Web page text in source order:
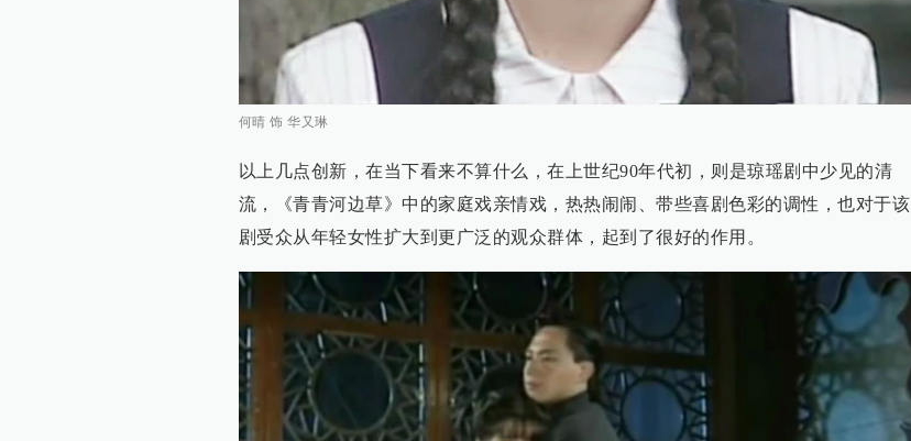
何晴 饰 华又琳
以上几点创新，在当下看来不算什么，在上世纪90年代初，则是琼瑶剧中少见的清
流，《青青河边草》中的家庭戏亲情戏，热热闹闹、带些喜剧色彩的调性，也对于该
剧受众从年轻女性扩大到更广泛的观众群体，起到了很好的作用。